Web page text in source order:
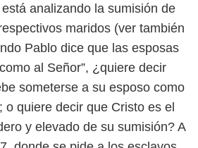
analizando la sumisión de
maridos (ver también
Pablo dice que las esposas
al Señor”, ¿quiere decir
someterse a su esposo como
o quiere decir que Cristo es el
y elevado de su sumisión?A